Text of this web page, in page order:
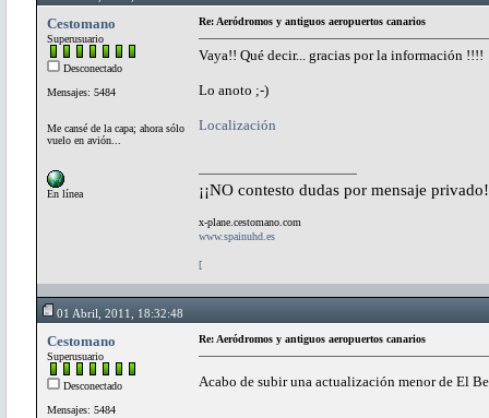
Cestomano
Superusuario
Desconectado
Mensajes: 5484
Me cansé de la capa; ahora sólo
vuelo en avión...
En línea
Re: Aeródromos y antiguos aeropuertos canarios
Vaya!! Qué decir... gracias por la información !!!!
Lo anoto ;-)
Localización
¡¡NO contesto dudas por mensaje
x-plane.cestomano.com
www.spainuhd.es
[
01 Abril, 2011, 18:32:48
Cestomano
Superusuario
Desconectado
Mensajes: 5484
Re: Aeródromos y antiguos aeropuertos canarios
Acabo de subir una actualización menor de El